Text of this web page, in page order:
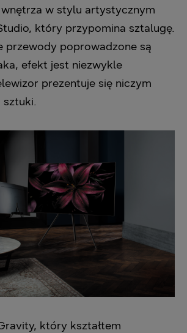
wnętrza w stylu artystycznym
który przypomina sztalugę.
przewody poprowadzone są
efekt jest niezwykle
prezentuje się niczym
który kształtem